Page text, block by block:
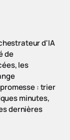
d'IA
de
les
: trier
minutes,
dernières